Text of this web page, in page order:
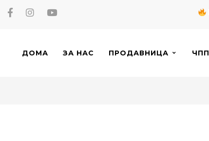
ДОМА ЗА НАС ПРОДАВНИЦА ЧПП